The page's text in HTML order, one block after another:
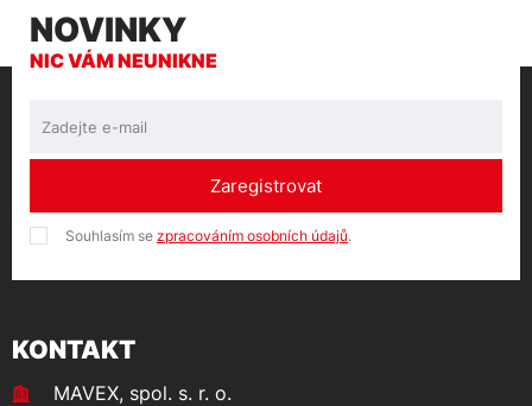
NOVINKY
NIC VÁM NEUNIKNE
Zaregistrovat
Souhlasím se zpracováním osobních údajů.
KONTAKT
MAVEX, spol. s. r. o.